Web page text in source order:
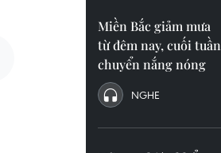
Miền Bắc giảm mưa
từ đêm nay, cuối tuần
chuyển nắng nóng
NGHE